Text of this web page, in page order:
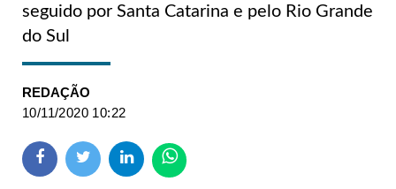
seguido por Santa Catarina e pelo Rio Grande
do Sul
REDAÇÃO
10/11/2020 10:22